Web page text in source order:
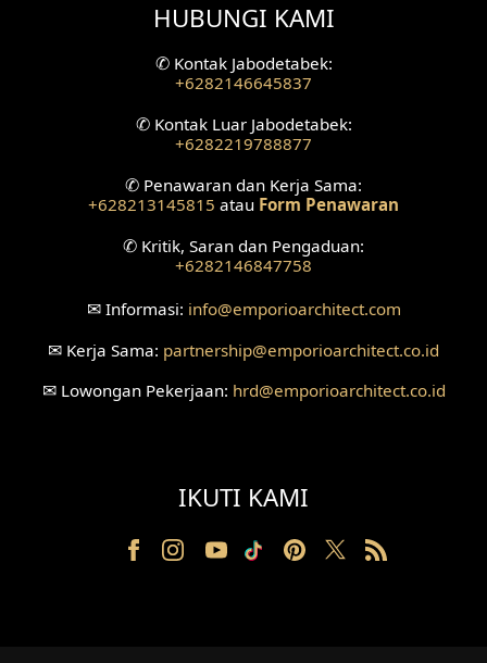
Desain Rumah American Style
Fasad Rumah American Style
Desain Interior Villa
Desain Ruang Perawatan
Desain Ruang Konsultasi
Desain Ruang Receptionist
Desain Teras
Desain Taman
HUBUNGI KAMI
✆Kontak Jabodetabek:
+6282146645837
✆Kontak Luar Jabodetabek:
+6282219788877
✆ Penawaran dan Kerja Sama:
+628213145815 atau Form Penawaran
✆ Kritik, Saran dan Pengaduan:
+6282146847758
✉Informasi: info@emporioarchitect.com
✉ Kerja Sama: partnership@emporioarchitect.co.id
✉Lowongan Pekerjaan: hrd@emporioarchitect.co.id
IKUTI KAMI